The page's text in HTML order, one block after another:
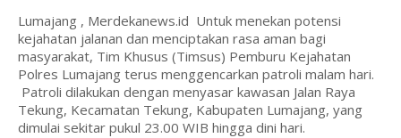
Lumajang , Merdekanews.id Untuk menekan potensi
kejahatan jalanan dan menciptakan rasa aman bagi
masyarakat, Tim Khusus (Timsus) Pemburu Kejahatan
Polres Lumajang terus menggencarkan patroli malam hari.
Patroli dilakukan dengan menyasar kawasan Jalan Raya
Tekung, Kecamatan Tekung, Kabupaten Lumajang, yang
dimulai sekitar pukul 23.00 WIB hingga dini hari.